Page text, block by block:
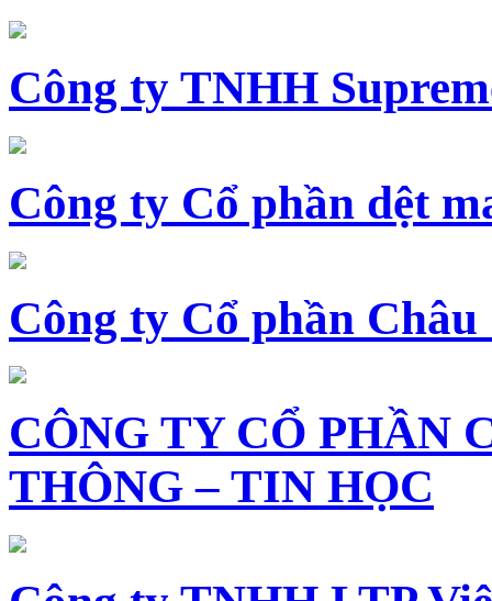
Công ty TNHH
Công ty Cổ phần dệt
Công ty Cổ phần Châu
CÔNG TY CỔ PHẦN
THÔNG – TIN HỌC